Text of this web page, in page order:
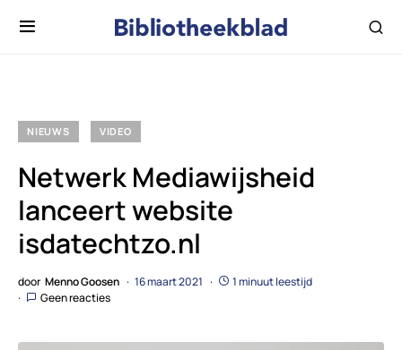
NIEUWS VIDEO
Netwerk Mediawijsheid
lanceert website
isdatechtzo.nl
door Menno Goosen 16 maart 2021
1 minuut leestijd
Geen reacties